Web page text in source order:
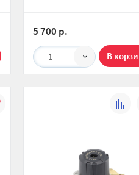
5 700 р.
1